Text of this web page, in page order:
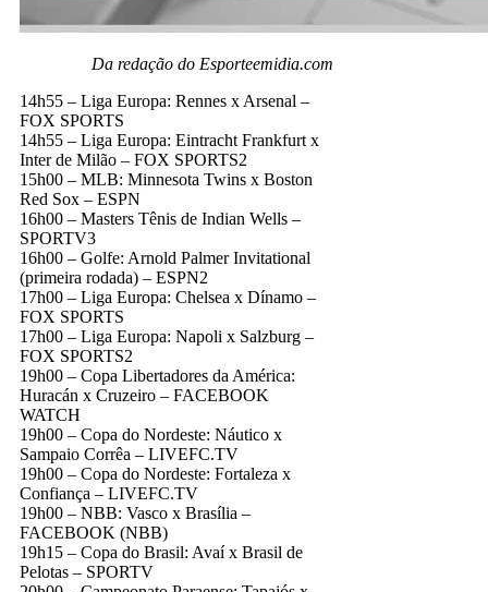
Da redação do Esporteemidia.com
14h55 – Liga Europa: Rennes x Arsenal –
FOX SPORTS
14h55 – Liga Europa: Eintracht Frankfurt x
Inter de Milão – FOX SPORTS2
15h00 – MLB: Minnesota Twins x Boston
Red Sox – ESPN
16h00 – Masters Tênis de Indian Wells –
SPORTV3
16h00 – Golfe: Arnold Palmer Invitational
(primeira rodada) – ESPN2
17h00 – Liga Europa: Chelsea x Dínamo –
FOX SPORTS
17h00 – Liga Europa: Napoli x Salzburg –
FOX SPORTS2
19h00 – Copa Libertadores da América:
Huracán x Cruzeiro – FACEBOOK
WATCH
19h00 – Copa do Nordeste: Náutico x
Sampaio Corrêa – LIVEFC.TV
19h00 – Copa do Nordeste: Fortaleza x
Confiança – LIVEFC.TV
19h00 – NBB: Vasco x Brasília –
FACEBOOK (NBB)
19h15 – Copa do Brasil: Avaí x Brasil de
Pelotas – SPORTV